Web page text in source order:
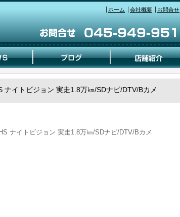
ホーム 会社概要 お問合せ
イトビジョン 実走1.8万㎞/SDナビ/DTV/Bカメ
ナイトビジョン 実走1.8万㎞/SDナビ/DTV/Bカメ